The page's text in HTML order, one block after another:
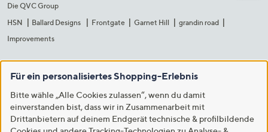
Die QVC Group
HSN
Ballard Designs Frontgate Garnet Hill
grandin road
Improvements
Für ein personalisiertes Shopping-Erlebnis
Bitte wähle „Alle Cookies zulassen“, wenn du damit
einverstanden bist, dass wir in Zusammenarbeit mit
Drittanbietern auf deinem Endgerät technische & profilbildende